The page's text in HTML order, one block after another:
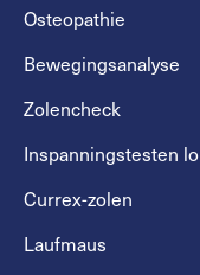
Osteopathie
Bewegingsanalyse
Zolencheck
Inspanningstesten
Currex-zolen
Laufmaus